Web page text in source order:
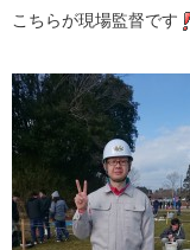
こちらが現場監督です